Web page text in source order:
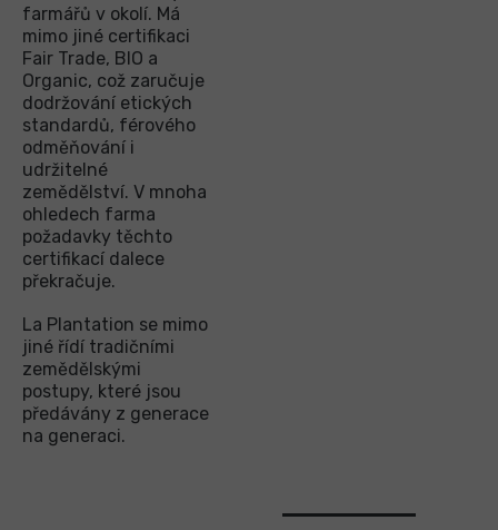
farmářů v okolí. Má
mimo jiné certifikaci
Fair Trade, BIO a
Organic, což zaručuje
dodržování etických
standardů, férového
odměňování i
udržitelné
zemědělství. V mnoha
ohledech farma
požadavky těchto
certifikací dalece
překračuje.
La Plantation se mimo
jiné řídí tradičními
zemědělskými
postupy, které jsou
předávány z generace
na generaci.